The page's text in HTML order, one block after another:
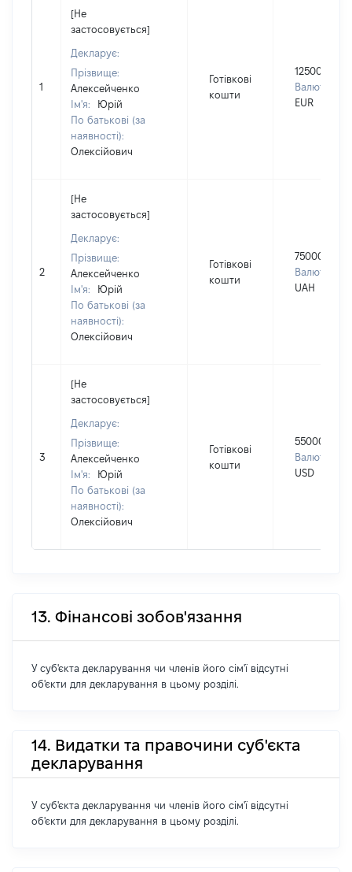
1
[Не
застосовується]
Декларує:
Прізвище:
Алексейченко
Ім'я:
Юрій
По батькові (за
наявності):
Олексійович
Готівкові
кошти
125000
Валюта:
EUR
2
[Не
застосовується]
Декларує:
Прізвище:
Алексейченко
Ім'я:
Юрій
По батькові (за
наявності):
Олексійович
Готівкові
кошти
750000
Валюта:
UAH
3
[Не
застосовується]
Декларує:
Прізвище:
Алексейченко
Ім'я:
Юрій
По батькові (за
наявності):
Олексійович
Готівкові
кошти
55000
Валюта:
USD
13. Фінансові зобов'язання
У суб'єкта декларування чи членів його сім'ї відсутні
об'єкти для декларування в цьому розділі.
14. Видатки та правочини суб'єкта
декларування
У суб'єкта декларування чи членів його сім'ї відсутні
об'єкти для декларування в цьому розділі.